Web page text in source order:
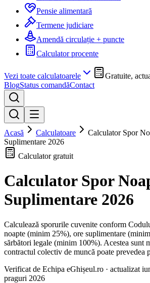
Pensie alimentară
Termene judiciare
Amendă circulație + puncte
Calculator procente
Vezi toate calculatoarele
Gratuite,
BlogStatus comandăContact
Acasă Calculatoare
Calculator Spor
Suplimentare 2026
Calculator gratuit
Calculator Spor
Suplimentare 2026
Calculează sporurile cuvenite conform
noapte (minim 25%), ore suplimentare
sărbători legale (minim 100%). Acestea sunt
contractul colectiv de muncă poate prevedea
Verificat de Echipa eGhișeul.ro · actualizat
praguri 2026